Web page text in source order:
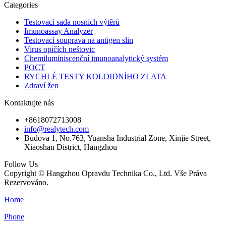
Categories
Testovací sada nosních výtěrů
Imunoassay Analyzer
Testovací souprava na antigen slin
Virus opičích neštovic
Chemiluminiscenční imunoanalytický systém
POCT
RYCHLÉ TESTY KOLOIDNÍHO ZLATA
Zdraví žen
Kontaktujte nás
+8618072713008
info@realytech.com
Budova 1, No.763, Yuansha Industrial Zone, Xinjie Street,
Xiaoshan District, Hangzhou
Follow Us
Copyright © Hangzhou Opravdu Technika Co., Ltd. Vše Práva
Rezervováno.
Home
Phone